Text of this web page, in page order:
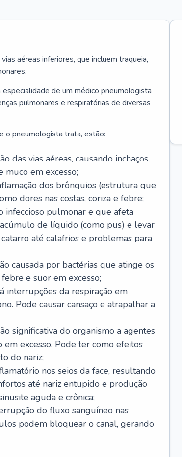
aéreas inferiores, que incluem traqueia,
de um médico pneumologista
pulmonares e respiratórias de diversas
o pneumologista trata, estão:
das vias aéreas, causando inchaços,
em excesso;
dos brônquios (estrutura que
dores nas costas, coriza e febre;
infeccioso pulmonar e que afeta
de líquido (como pus) e levar
até calafrios e problemas para
causada por bactérias que atinge os
e suor em excesso;
interrupções da respiração em
Pode causar cansaço e atrapalhar a
significativa do organismo a agentes
excesso. Pode ter como efeitos
do nariz;
nos seios da face, resultando
até nariz entupido e produção
aguda e crônica;
do fluxo sanguíneo nas
podem bloquear o canal, gerando